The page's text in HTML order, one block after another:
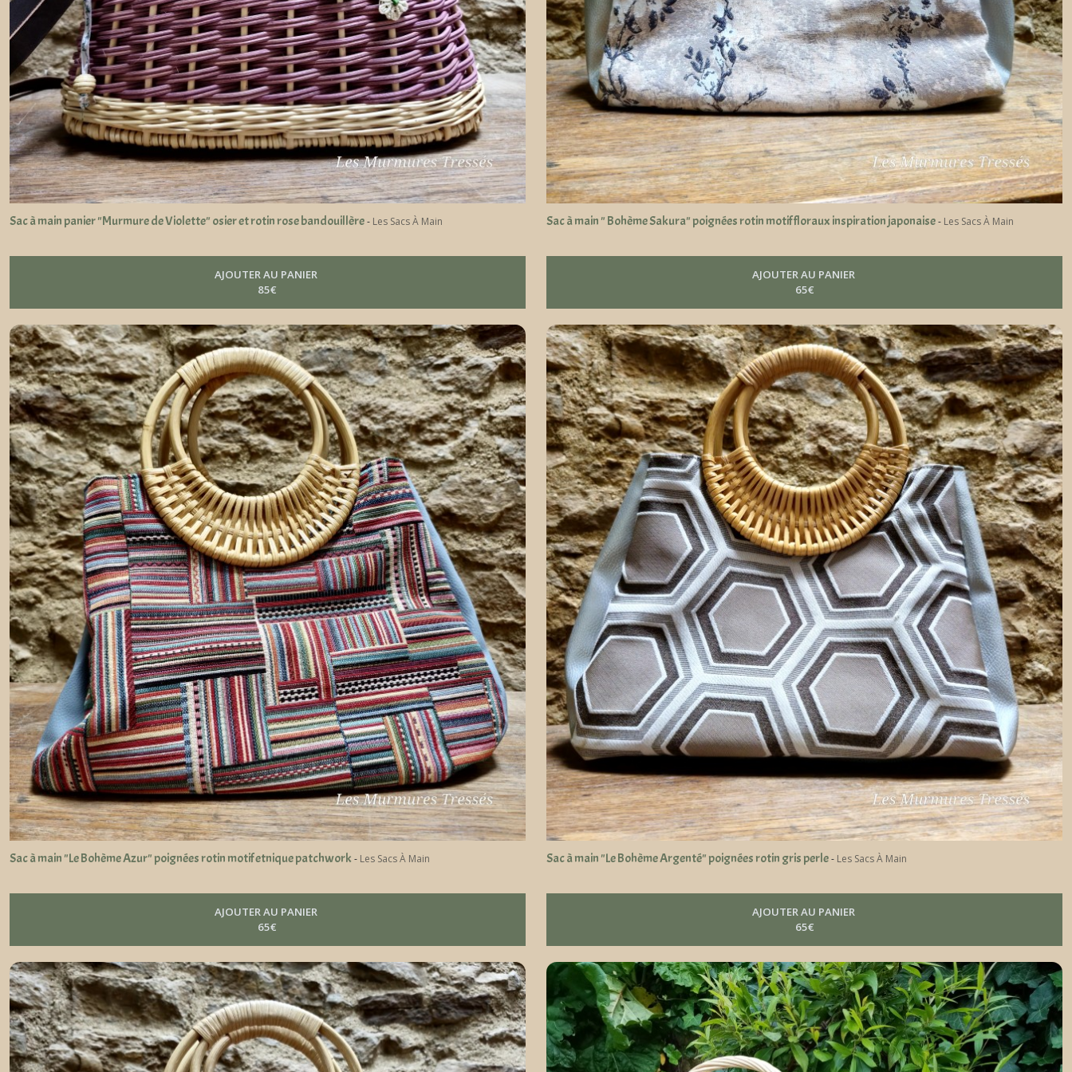
Sac à main panier "Murmure de Violette" osier et rotin rose bandouillère- Les Sacs À Main
AJOUTER AU PANIER
85€
Sac à main " Bohème Sakura" poignées rotin motif floraux inspiration japonaise- Les Sacs À Main
AJOUTER AU PANIER
65€
Sac à main "Le Bohème Azur" poignées rotin motif etnique patchwork - Les Sacs À Main
AJOUTER AU PANIER
65€
Sac à main "Le Bohème Argenté" poignées rotin gris perle- Les Sacs À Main
AJOUTER AU PANIER
65€